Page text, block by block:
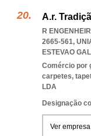
A.r.
R
2665-561,
ESTEVAO
Comércio por
carpetes,
LDA
Designação
Ver empresa